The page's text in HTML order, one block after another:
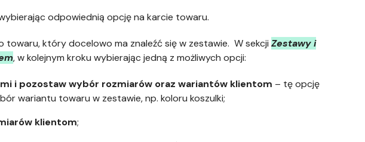
odpowiednią opcję na karcie towaru.
który docelowo ma znaleźć się w zestawie. W sekcji Zestawy i
, w kolejnym kroku wybierając jedną z możliwych opcji:
i pozostaw wybór rozmiarów oraz wariantów klientom – tę opcję
wariantu towaru w zestawie, np. koloru koszulki;
klientom;